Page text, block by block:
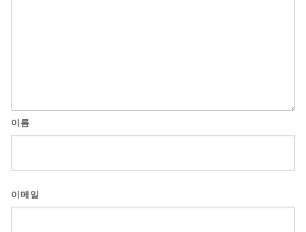
이름
이메일